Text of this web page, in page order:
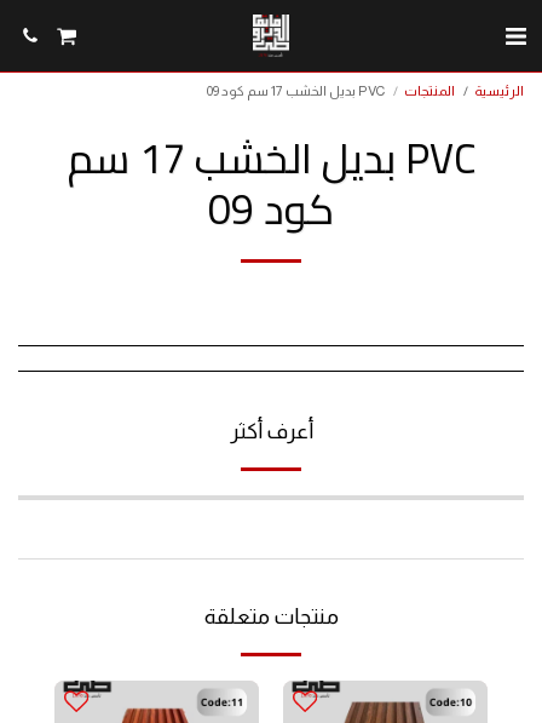
الرئيسية المنتجات PVC بديل الخشب 17 سم كود 09
PVC بديل الخشب 17 سم
كود 09
أعرف أكثر
منتجات متعلقة